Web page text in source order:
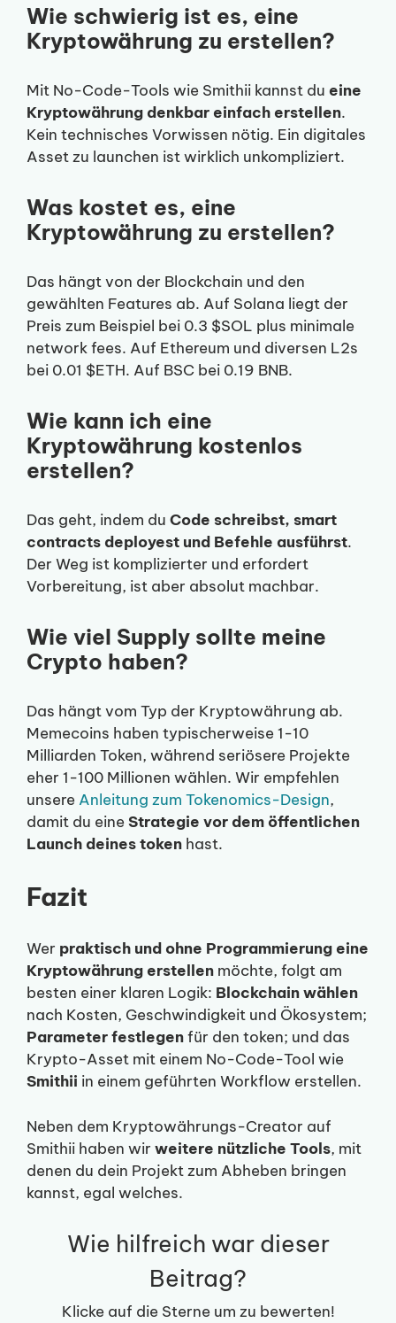
Wie schwierig ist es, eine
Kryptowährung zu erstellen?
Mit No-Code-Tools wie Smithii kannst du eine
Kryptowährung denkbar einfach erstellen.
Kein technisches Vorwissen nötig. Ein digitales
Asset zu launchen ist wirklich unkompliziert.
Was kostet es, eine
Kryptowährung zu erstellen?
Das hängt von der Blockchain und den
gewählten Features ab. Auf Solana liegt der
Preis zum Beispiel bei 0.3 $SOL plus minimale
network fees. Auf Ethereum und diversen L2s
bei 0.01 $ETH. Auf BSC bei 0.19 BNB.
Wie kann ich eine
Kryptowährung kostenlos
erstellen?
Das geht, indem du Code schreibst, smart
contracts deployest und Befehle ausführst.
Der Weg ist komplizierter und erfordert
Vorbereitung, ist aber absolut machbar.
Wie viel Supply sollte meine
Crypto haben?
Das hängt vom Typ der Kryptowährung ab.
Memecoins haben typischerweise 1-10
Milliarden Token, während seriösere Projekte
eher 1-100 Millionen wählen. Wir empfehlen
unsere Anleitung zum Tokenomics-Design,
damit du eineStrategie vor dem öffentlichen
Launch deines token hast.
Fazit
Wer praktisch und ohne Programmierung eine
Kryptowährung erstellen möchte, folgt am
besten einer klaren Logik: Blockchain wählen
nach Kosten, Geschwindigkeit und Ökosystem;
Parameter festlegenfür den token; und das
Krypto-Asset mit einem No-Code-Tool wie
Smithii in einem geführten Workflow erstellen.
Neben dem Kryptowährungs-Creator auf
Smithii haben wir weitere nützliche Tools, mit
denen du dein Projekt zum Abheben bringen
kannst, egal welches.
Wie hilfreich war dieser
Beitrag?
Klicke auf die Sterne um zu bewerten!